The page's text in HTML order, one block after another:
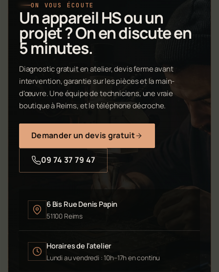
ON VOUS ÉCOUTE
Un appareil HS ou un
projet ? On en discute en
5 minutes.
Diagnostic gratuit en atelier, devis ferme avant
intervention, garantie sur les pièces et la main-
d'œuvre. Une équipe de techniciens, une vraie
boutique à Reims, et le téléphone décroche.
Demander un devis gratuit
09 74 37 79 47
6 Bis Rue Denis Papin
51100 Reims
Horaires de l'atelier
Lundi au vendredi : 10h–17h en continu